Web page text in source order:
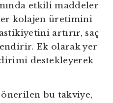
etkili maddeler
kolajen üretimini
artırır, saç
Ek olarak yer
destekleyerek
bu takviye,